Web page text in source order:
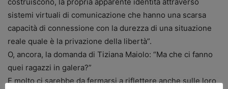
sistemi virtuali di comunicazione che hanno una scarsa
capacità di connessione con la durezza di una situazione
reale quale è la privazione della libertà”.
O, ancora, la domanda di Tiziana Maiolo: “Ma che ci fanno
quei ragazzi in galera?”
E molto ci sarebbe da fermarsi a riflettere anche sulle loro